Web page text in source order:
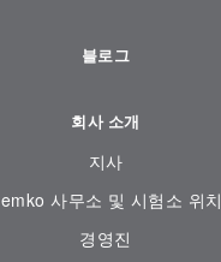
블로그
회사 소개
지사
사무소 및 시험소 위치
경영진